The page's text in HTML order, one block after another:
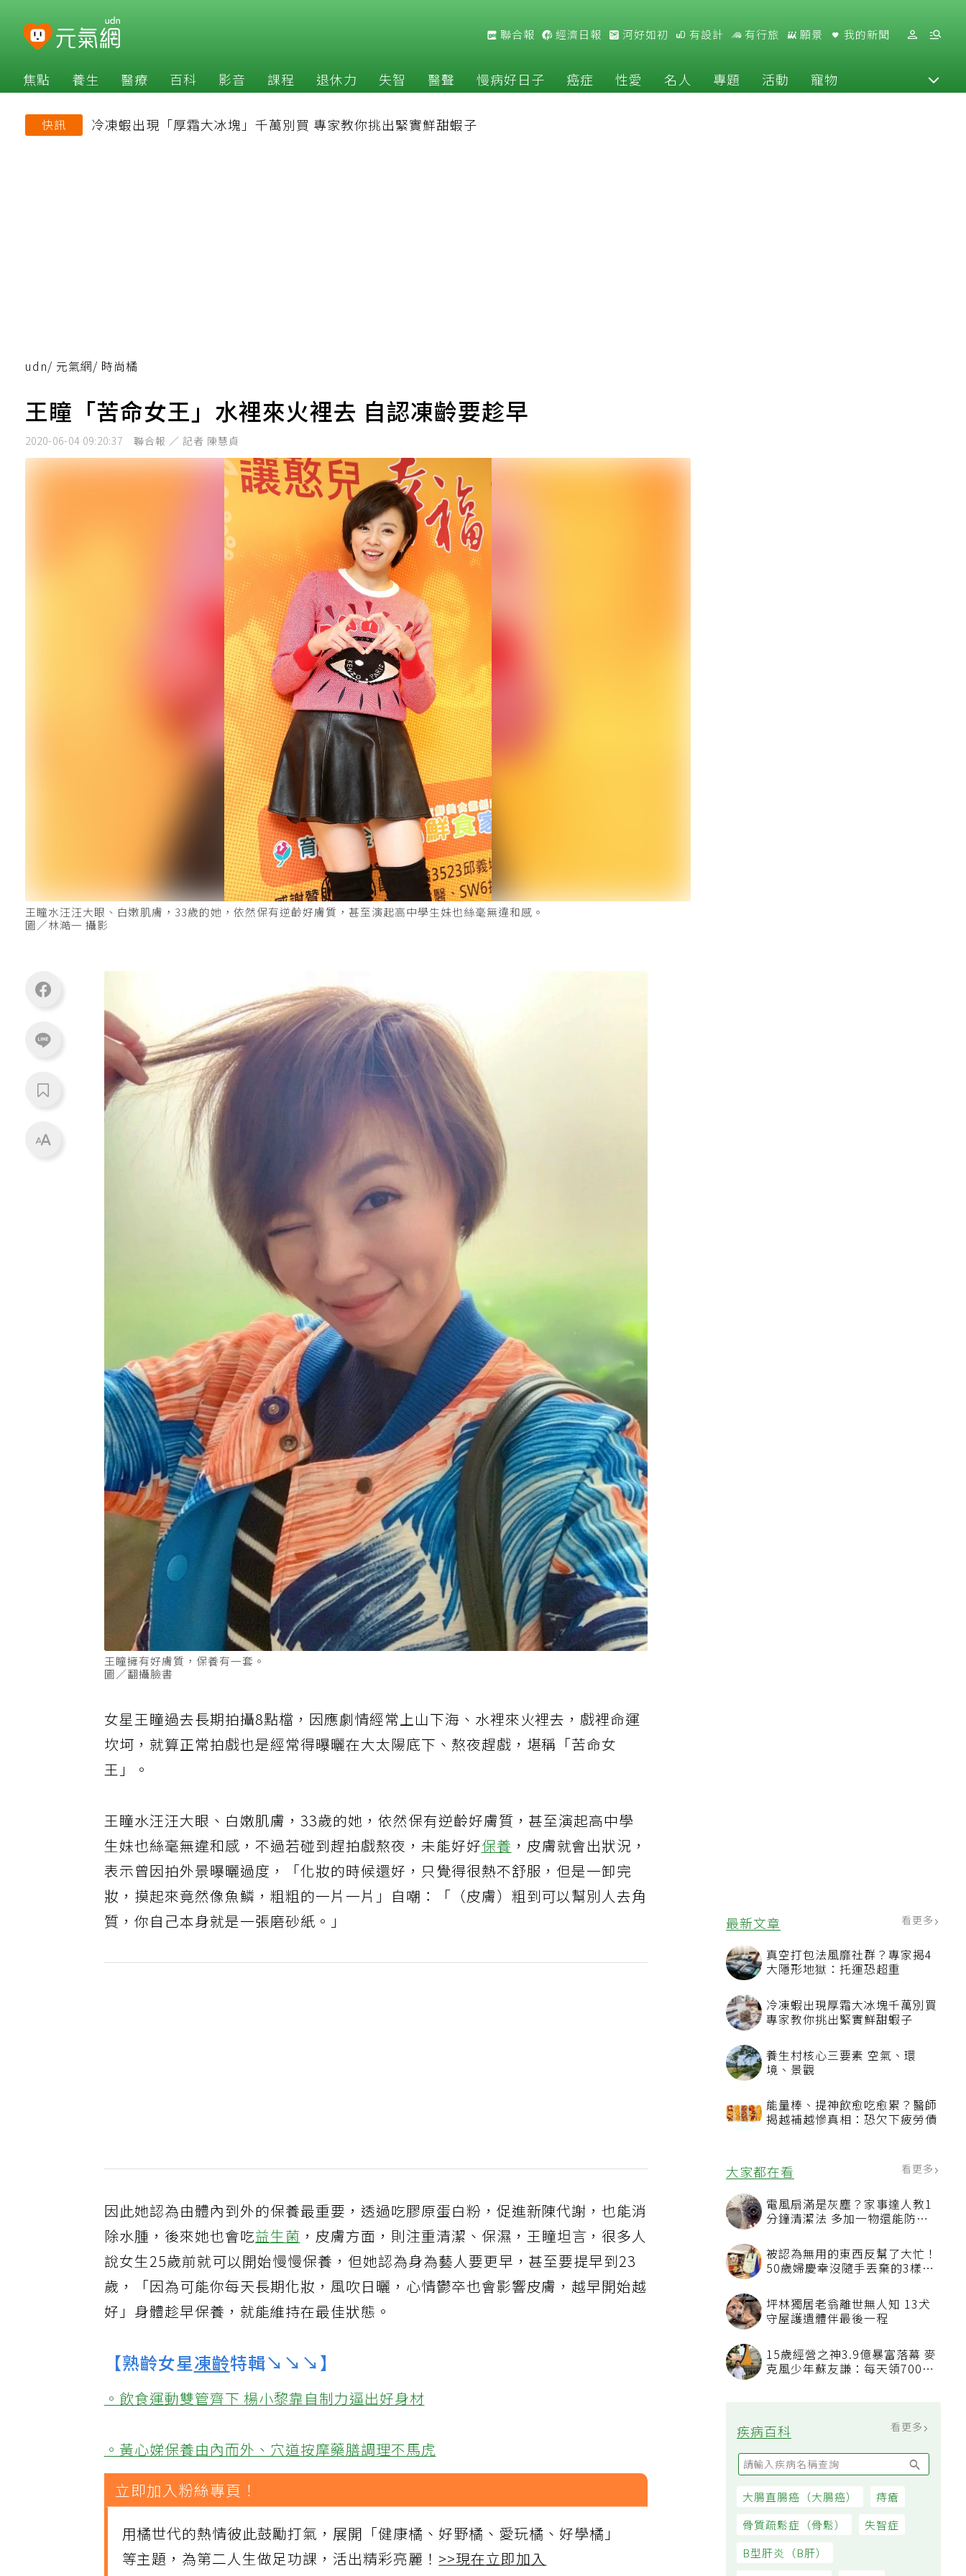
聯合報 經濟日報 河好如初 有設計 有行旅 願景 我的新聞
焦點 養生 醫療 百科 影音 課程 退休力 失智 醫聲 慢病好日子 癌症 性愛 名人 專題 活動 寵物
快訊 冷凍蝦出現「厚霜大冰塊」千萬別買 專家教你挑出緊實鮮甜蝦子
最新文章 看更多
真空打包法風靡社群？專家揭4
大隱形地獄：托運恐超重
冷凍蝦出現厚霜大冰塊千萬別買
專家教你挑出緊實鮮甜蝦子
養生村核心三要素 空氣、環
境、景觀
能量棒、提神飲愈吃愈累？醫師
揭越補越慘真相：恐欠下疲勞債
大家都在看
電風扇滿是灰塵？家事達人教1
分鐘清潔法 多加一物還能防髒
被認為無用的東西反幫了大忙！
50歲婦慶幸沒隨手丟棄的3樣物
坪林獨居老翁離世無人知 13犬
守屋護遺體伴最後一程
15歲經營之神3.9億暴富落幕 麥
克風少年蘇友謙：每天領700元
疾病百科
udn/ 元氣網/ 時尚橘
王瞳「苦命女王」水裡來火裡去 自認凍齡要趁早
2020-06-04 09:20:37 聯合報 ／ 記者 陳慧貞
王瞳水汪汪大眼、白嫩肌膚，33歲的她，依然保有逆齡好膚質，甚至演起高中學生妹也絲毫無違和感。
圖／林澔一 攝影
王瞳擁有好膚質，保養有一套。
圖／翻攝臉書
女星王瞳過去長期拍攝8點檔，因應劇情經常上山下海、水裡來火裡去，戲裡命運
坎坷，就算正常拍戲也是經常得曝曬在大太陽底下、熬夜趕戲，堪稱「苦命女
王」。
王瞳水汪汪大眼、白嫩肌膚，33歲的她，依然保有逆齡好膚質，甚至演起高中學
生妹也絲毫無違和感，不過若碰到趕拍戲熬夜，未能好好保養 ，皮膚就會出狀況，
表示曾因拍外景曝曬過度，「化妝的時候還好，只覺得很熱不舒服，但是一卸完
妝，摸起來竟然像魚鱗，粗粗的一片一片」自嘲：「（皮膚）粗到可以幫別人去角
質，你自己本身就是一張磨砂紙。」
因此她認為由體內到外的保養最重要，透過吃膠原蛋白粉，促進新陳代謝，也能消
除水腫，後來她也會吃益生菌 ，皮膚方面，則注重清潔、保濕，王瞳坦言，很多人
說女生25歲前就可以開始慢慢保養，但她認為身為藝人要更早，甚至要提早到23
歲，「因為可能你每天長期化妝，風吹日曬，心情鬱卒也會影響皮膚，越早開始越
好」身體趁早保養，就能維持在最佳狀態。
【熟齡女星凍齡特輯↘↘↘】
。飲食運動雙管齊下 楊小黎靠自制力逼出好身材
。黃心娣保養由內而外、穴道按摩藥膳調理不馬虎
立即加入粉絲專頁！
用橘世代的熱情彼此鼓勵打氣，展開「健康橘、好野橘、愛玩橘、好學橘」
等主題，為第二人生做足功課，活出精彩亮麗！>>現在立即加入